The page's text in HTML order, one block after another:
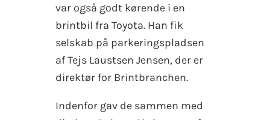
var også godt kørende i en
brintbil fra Toyota. Han fik
selskab på parkeringspladsen
af Tejs Laustsen Jensen, der er
direktør for Brintbranchen.
Indenfor gav de sammen med